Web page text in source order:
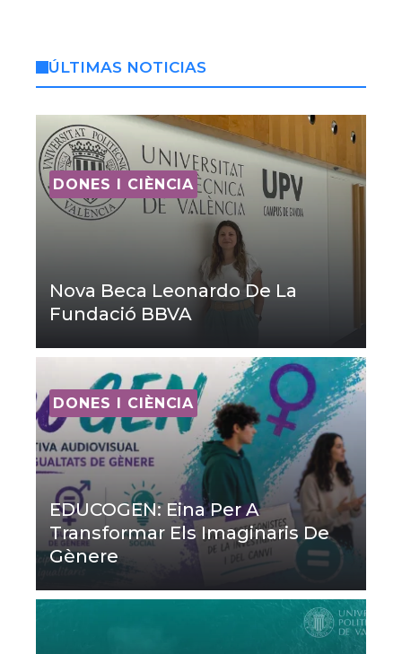
ÚLTIMAS NOTICIAS
DONES I CIÈNCIA
Nova Beca Leonardo De La
Fundació BBVA
DONES I CIÈNCIA
EDUCOGEN: Eina Per A
Transformar Els Imaginaris De
Gènere